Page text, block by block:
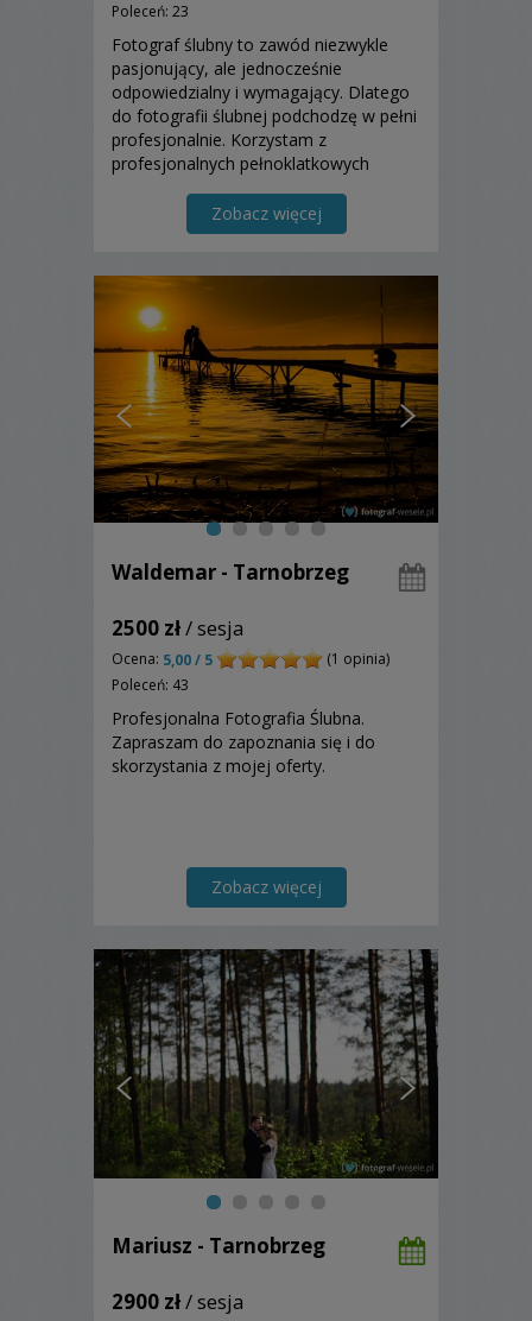
Poleceń: 23
Fotograf ślubny to zawód niezwykle
pasjonujący, ale jednocześnie
odpowiedzialny i wymagający. Dlatego
do fotografii ślubnej podchodzę w pełni
profesjonalnie. Korzystam z
profesjonalnych pełnoklatkowych
Nikona oraz super jasnej optyki Nikkor .
Wykonuję fotografie w świetle
mający...
Zobacz więcej
Waldemar - Tarnobrzeg
2500 zł/ sesja
Ocena: 5,00 / 5
(1 opinia)
Poleceń: 43
Profesjonalna Fotografia Ślubna.
Zapraszam do zapoznania się i do
skorzystania z mojej oferty.
Zobacz więcej
Mariusz - Tarnobrzeg
2900 zł/ sesja